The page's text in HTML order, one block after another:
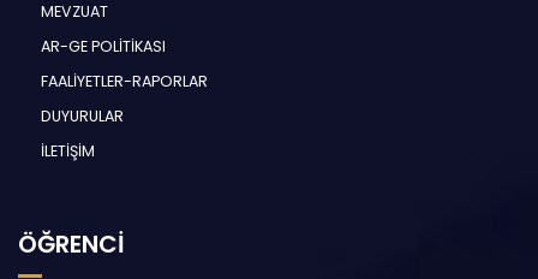
MEVZUAT
AR-GE POLİTİKASI
FAALİYETLER-RAPORLAR
DUYURULAR
İLETİŞİM
ÖĞRENCİ